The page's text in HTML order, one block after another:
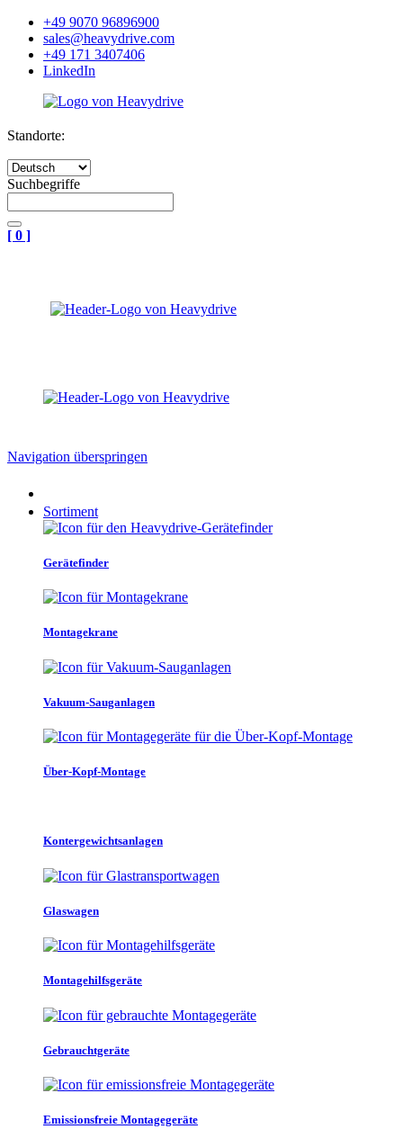
+49 9070 96896900
sales@heavydrive.com
+49 171 3407406
LinkedIn
Standorte:
Suchbegriffe
[ 0 ]
Navigation überspringen
Sortiment
Gerätefinder
Montagekrane
Vakuum-Sauganlagen
Über-Kopf-Montage
Kontergewichtsanlagen
Glaswagen
Montagehilfsgeräte
Gebrauchtgeräte
Emissionsfreie Montagegeräte